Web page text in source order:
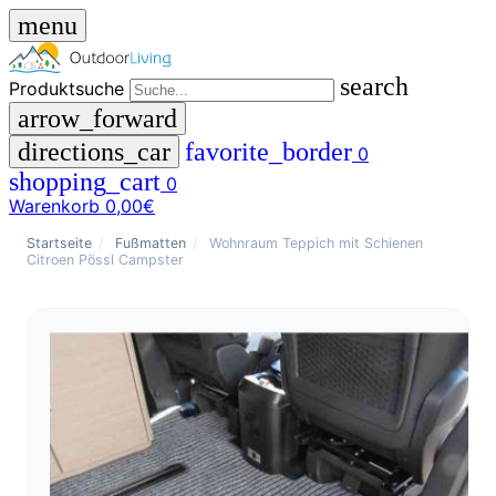
menu
Produktsuche
search
arrow_forward
directions_car favorite_border 0
shopping_cart 0
Warenkorb 0,00€
close
Produktsuche
search
Startseite / Fußmatten /
Wohnraum Teppich mit Schienen
Citroen Pössl Campster